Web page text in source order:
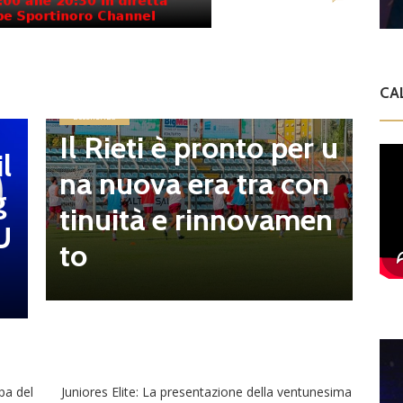
Eccellenza
Il Rieti è pronto per u
na nuova era tra con
tinuità e rinnovamen
to
del
Juniores Elite: La presentazione della ventunesima